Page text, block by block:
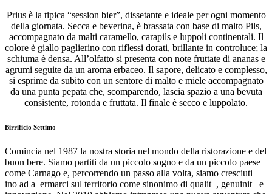
Prius è la tipica “session bier”, dissetante e ideale per ogni momento
della giornata. Secca e beverina, è brassata con base di malto Pils,
accompagnato da malti caramello, carapils e luppoli continentali. Il
colore è giallo paglierino con riflessi dorati, brillante in controluce; la
schiuma è densa. All’olfatto si presenta con note fruttate di ananas e
agrumi seguite da un aroma erbaceo. Il sapore, delicato e complesso,
si esprime da subito con un sentore di malto e miele accompagnato
da una punta pepata che, scomparendo, lascia spazio a una bevuta
consistente, rotonda e fruttata. Il finale è secco e luppolato.
Birrificio Settimo
Comincia nel 1987 la nostra storia nel mondo della ristorazione e del
buon bere. Siamo partiti da un piccolo sogno e da un piccolo paese
come Carnago e, percorrendo un passo alla volta, siamo cresciuti
ino ad a ermarci sul territorio come sinonimo di qualit , genuinit e